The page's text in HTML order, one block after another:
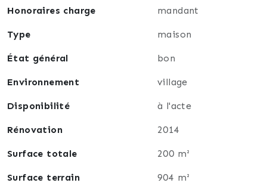
Honoraires charge mandant
Type maison
État général bon
Environnement village
Disponibilité à l'acte
Rénovation 2014
Surface totale 200 m²
Surface terrain 904 m²